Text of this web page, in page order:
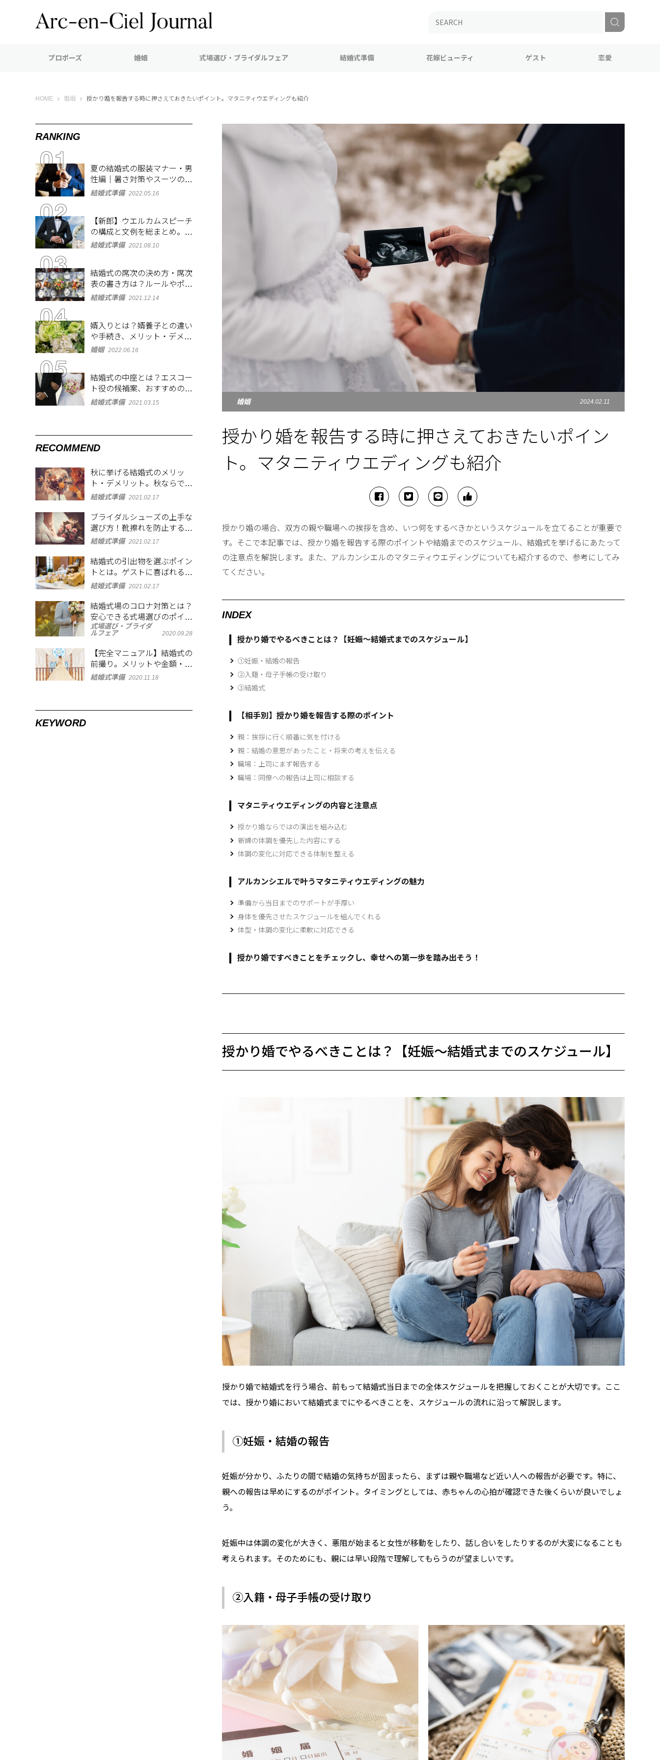
プロポーズ 婚姻 式場選び・ブライダルフェア 結婚式準備 花嫁ビューティ ゲスト 恋愛
HOME Arc-en-Ciel Journal（アルカンシエル ジャーナル）
婚姻 授かり婚を報告する時に押さえておきたいポイント。マタニティウエディングも紹介
婚姻 2024.02.11
授かり婚を報告する時に押さえておきたいポイン
ト。マタニティウエディングも紹介
授かり婚の場合、双方の親や職場への挨拶を含め、いつ何をするべきかというスケジュールを立てることが重要で
す。そこで本記事では、授かり婚を報告する際のポイントや結婚までのスケジュール、結婚式を挙げるにあたって
の注意点を解説します。また、アルカンシエルのマタニティウエディングについても紹介するので、参考にしてみ
てください。
INDEX
授かり婚でやるべきことは？【妊娠～結婚式までのスケジュール】
①妊娠・結婚の報告
②入籍・母子手帳の受け取り
③結婚式
【相手別】授かり婚を報告する際のポイント
親：挨拶に行く順番に気を付ける
親：結婚の意思があったこと・将来の考えを伝える
職場：上司にまず報告する
職場：同僚への報告は上司に相談する
マタニティウエディングの内容と注意点
授かり婚ならではの演出を組み込む
新婦の体調を優先した内容にする
体調の変化に対応できる体制を整える
アルカンシエルで叶うマタニティウエディングの魅力
準備から当日までのサポートが手厚い
身体を優先させたスケジュールを組んでくれる
体型・体調の変化に柔軟に対応できる
授かり婚ですべきことをチェックし、幸せへの第一歩を踏み出そう！
授かり婚でやるべきことは？【妊娠～結婚式までのスケジュール】
授かり婚で結婚式を行う場合、前もって結婚式当日までの全体スケジュールを把握しておくことが大切です。ここ
では、授かり婚において結婚式までにやるべきことを、スケジュールの流れに沿って解説します。
①妊娠・結婚の報告
妊娠が分かり、ふたりの間で結婚の気持ちが固まったら、まずは親や職場など近い人への報告が必要です。特に、
親への報告は早めにするのがポイント。タイミングとしては、赤ちゃんの心拍が確認できた後くらいが良いでしょ
う。
妊娠中は体調の変化が大きく、悪阻が始まると女性が移動をしたり、話し合いをしたりするのが大変になることも
考えられます。そのためにも、親には早い段階で理解してもらうのが望ましいです。
②入籍・母子手帳の受け取り
RANKING
夏の結婚式の服装マナー・男
性編｜暑さ対策やスーツのお
しゃれな着こなしも紹介
結婚式準備 2022.05.16
【新郎】ウエルカムスピーチ
の構成と文例を総まとめ。緊
張しないコツも紹介
結婚式準備 2021.08.10
結婚式の席次の決め方・席次
表の書き方は？ルールやポイ
ントをチェック
結婚式準備 2021.12.14
婿入りとは？婿養子との違い
や手続き、メリット・デメリ
ットを紹介
婚姻 2022.06.16
結婚式の中座とは？エスコー
ト役の候補案、おすすめの演
出やBGMも紹介
結婚式準備 2021.03.15
RECOMMEND
秋に挙げる結婚式のメリッ
ト・デメリット。秋ならでは
の演出アイディアも
結婚式準備 2021.02.17
ブライダルシューズの上手な
選び方！靴擦れを防止するア
イディアも紹介
結婚式準備 2021.02.17
結婚式の引出物を選ぶポイン
トとは。ゲストに喜ばれるも
のを紹介
結婚式準備 2021.02.17
結婚式場のコロナ対策とは？
安心できる式場選びのポイン
トや当日の注意点も紹介
式場選び・ブライダ
ルフェア
2020.09.28
【完全マニュアル】結婚式の
前撮り。メリットや金額・衣
裳の選び方など徹底解説
結婚式準備 2020.11.18
KEYWORD